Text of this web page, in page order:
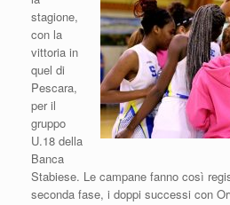
stagione,
con la
vittoria in
quel di
Pescara,
per il
gruppo
U.18 della
Banca
Stabiese. Le campane fanno così
seconda fase, i doppi successi con